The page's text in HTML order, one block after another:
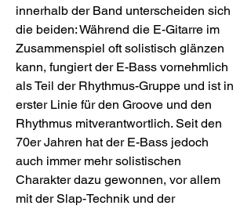
innerhalb der Band unterscheiden sich
die beiden: Während die E-Gitarre im
Zusammenspiel oft solistisch glänzen
kann, fungiert der E-Bass vornehmlich
als Teil der Rhythmus-Gruppe und ist in
erster Linie für den Groove und den
Rhythmus mitverantwortlich. Seit den
70er Jahren hat der E-Bass jedoch
auch immer mehr solistischen
Charakter dazu gewonnen, vor allem
mit der Slap-Technik und der